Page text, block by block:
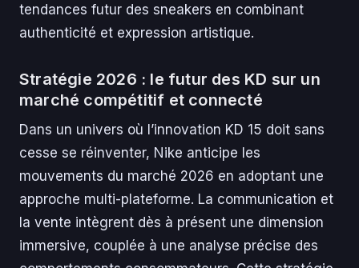
tendances futur des sneakers en combinant
authenticité et expression artistique.
Stratégie 2026 : le futur des KD sur un
marché compétitif et connecté
Dans un univers où l’innovation KD 15 doit sans
cesse se réinventer, Nike anticipe les
mouvements du marché 2026 en adoptant une
approche multi-plateforme. La communication et
la vente intègrent dès à présent une dimension
immersive, couplée à une analyse précise des